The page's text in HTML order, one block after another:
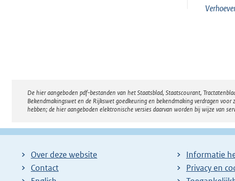
Disclaimer
De hier aangeboden pdf-bestanden van het Staatsblad, Staatscourant,
Bekendmakingswet en de Rijkswet goedkeuring en bekendmaking verdragen
hebben; de hier aangeboden elektronische versies daarvan worden bij wijze van
Over deze website
Contact
Informatie
Privacy en